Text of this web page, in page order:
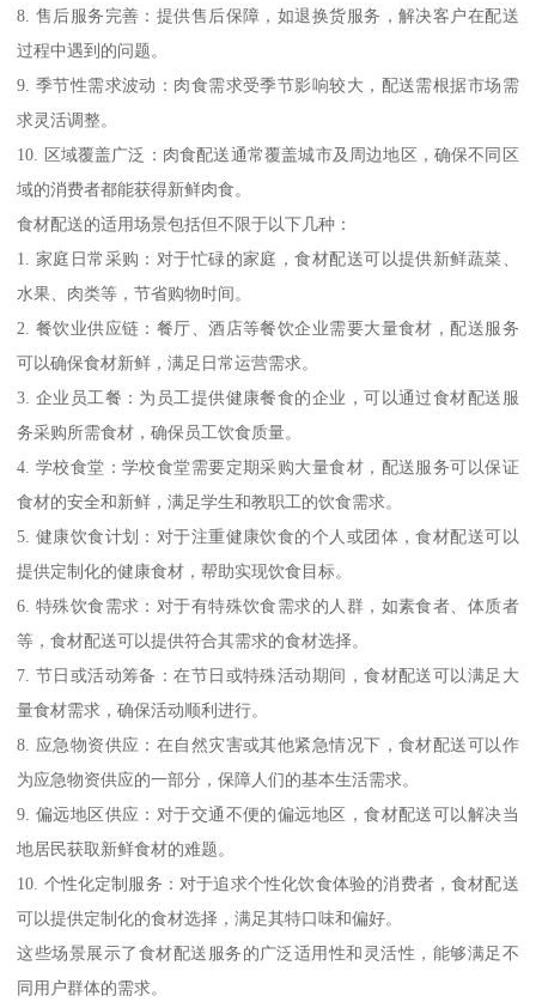
8. 售后服务完善：提供售后保障，如退换货服务，解决客户在配送
过程中遇到的问题。
9. 季节性需求波动：肉食需求受季节影响较大，配送需根据市场需
求灵活调整。
10. 区域覆盖广泛：肉食配送通常覆盖城市及周边地区，确保不同区
域的消费者都能获得新鲜肉食。
食材配送的适用场景包括但不限于以下几种：
1. 家庭日常采购：对于忙碌的家庭，食材配送可以提供新鲜蔬菜、
水果、肉类等，节省购物时间。
2. 餐饮业供应链：餐厅、酒店等餐饮企业需要大量食材，配送服务
可以确保食材新鲜，满足日常运营需求。
3. 企业员工餐：为员工提供健康餐食的企业，可以通过食材配送服
务采购所需食材，确保员工饮食质量。
4. 学校食堂：学校食堂需要定期采购大量食材，配送服务可以保证
食材的安全和新鲜，满足学生和教职工的饮食需求。
5. 健康饮食计划：对于注重健康饮食的个人或团体，食材配送可以
提供定制化的健康食材，帮助实现饮食目标。
6. 特殊饮食需求：对于有特殊饮食需求的人群，如素食者、体质者
等，食材配送可以提供符合其需求的食材选择。
7. 节日或活动筹备：在节日或特殊活动期间，食材配送可以满足大
量食材需求，确保活动顺利进行。
8. 应急物资供应：在自然灾害或其他紧急情况下，食材配送可以作
为应急物资供应的一部分，保障人们的基本生活需求。
9. 偏远地区供应：对于交通不便的偏远地区，食材配送可以解决当
地居民获取新鲜食材的难题。
10. 个性化定制服务：对于追求个性化饮食体验的消费者，食材配送
可以提供定制化的食材选择，满足其特口味和偏好。
这些场景展示了食材配送服务的广泛适用性和灵活性，能够满足不
同用户群体的需求。